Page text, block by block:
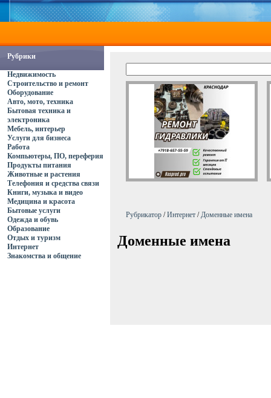
Рубрики
Недвижимость
Строительство и ремонт
Оборудование
Авто, мото, техника
Бытовая техника и
электроника
Мебель, интерьер
Услуги для бизнеса
Работа
Компьютеры, ПО, переферия
Продукты питания
Животные и растения
Телефония и средства связи
Книги, музыка и видео
Медицина и красота
Бытовые услуги
Одежда и обувь
Образование
Отдых и туризм
Интернет
Знакомства и общение
Рубрикатор /Интернет /Доменные имена
Доменные имена